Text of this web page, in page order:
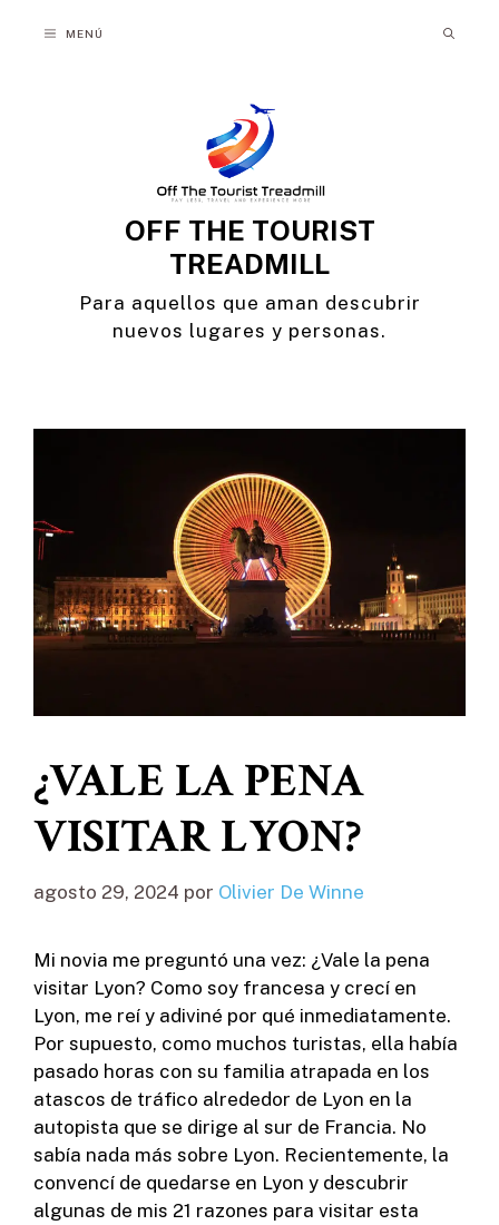
MENÚ
OFF THE TOURIST
TREADMILL
Para aquellos que aman descubrir
nuevos lugares y personas.
¿VALE LA PENA
VISITAR LYON?
agosto 29, 2024 por Olivier De Winne
Mi novia me preguntó una vez: ¿Vale la pena
visitar Lyon? Como soy francesa y crecí en
Lyon, me reí y adiviné por qué inmediatamente.
Por supuesto, como muchos turistas, ella había
pasado horas con su familia atrapada en los
atascos de tráfico alrededor de Lyon en la
autopista que se dirige al sur de Francia. No
sabía nada más sobre Lyon. Recientemente, la
convencí de quedarse en Lyon y descubrir
algunas de mis 21 razones para visitar esta